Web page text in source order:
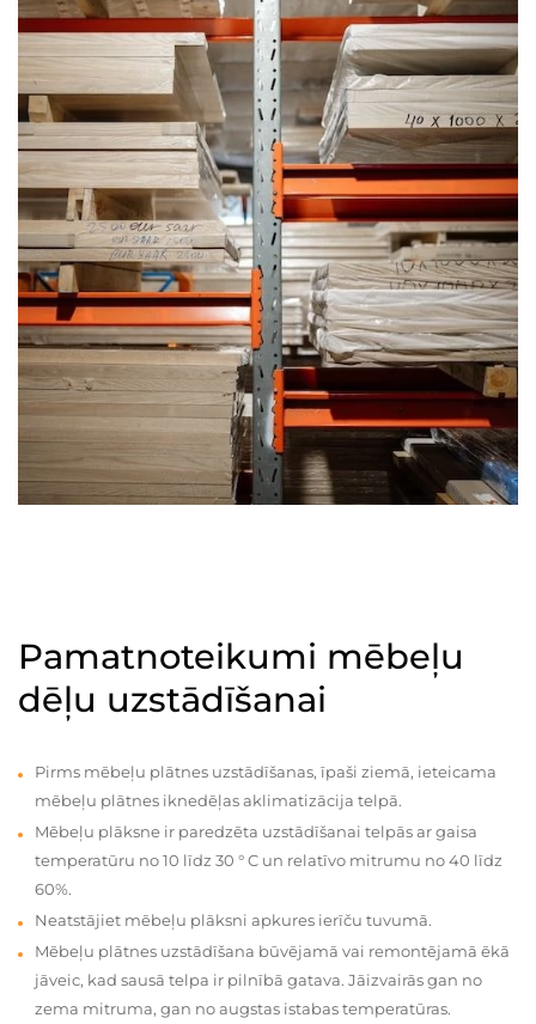
Pamatnoteikumi mēbeļu
dēļu uzstādīšanai
Pirms mēbeļu plātnes uzstādīšanas, īpaši ziemā, ieteicama
mēbeļu plātnes iknedēļas aklimatizācija telpā.
Mēbeļu plāksne ir paredzēta uzstādīšanai telpās ar gaisa
temperatūru no 10 līdz 30 ° C un relatīvo mitrumu no 40 līdz
60%.
Neatstājiet mēbeļu plāksni apkures ierīču tuvumā.
Mēbeļu plātnes uzstādīšana būvējamā vai remontējamā ēkā
jāveic, kad sausā telpa ir pilnībā gatava. Jāizvairās gan no
zema mitruma, gan no augstas istabas temperatūras.